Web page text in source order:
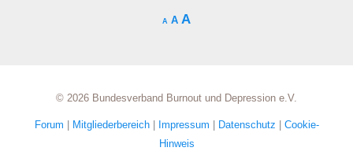
A A A
© 2026 Bundesverband Burnout und Depression e.V.
Forum | Mitgliederbereich | Impressum | Datenschutz | Cookie-
Hinweis